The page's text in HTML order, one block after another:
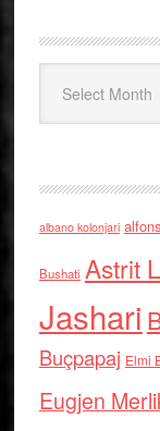
albano kolonjari
Bushati Astrit
Jashari
Buçpapaj Elmi
Eugjen